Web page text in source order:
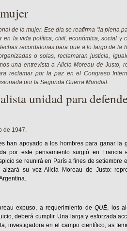
de la mujer. Ese día se reafirma “la plena
la vida política, civil, económica, social y
recordatorias para que a lo largo de la
o solas, reclamaran justicia,
una entrevista a Alicia Moreau de Justo,
reclamar por la paz en el Congreso
por la Segunda Guerra Mundial.
unidad para
de 1947.
han apoyado a los hombres para ganar la
por este pensamiento surgió en Francia
se reunirá en París a fines de setiembre
su voz Alicia Moreau de Justo:
expuso, a requerimiento deQUÉ, los
deberá cumplir. Una larga y esforzada
investigadora en el campo científico, as